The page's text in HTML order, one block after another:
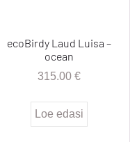
ecoBirdy Laud Luisa –
ocean
315.00 €
Loe edasi